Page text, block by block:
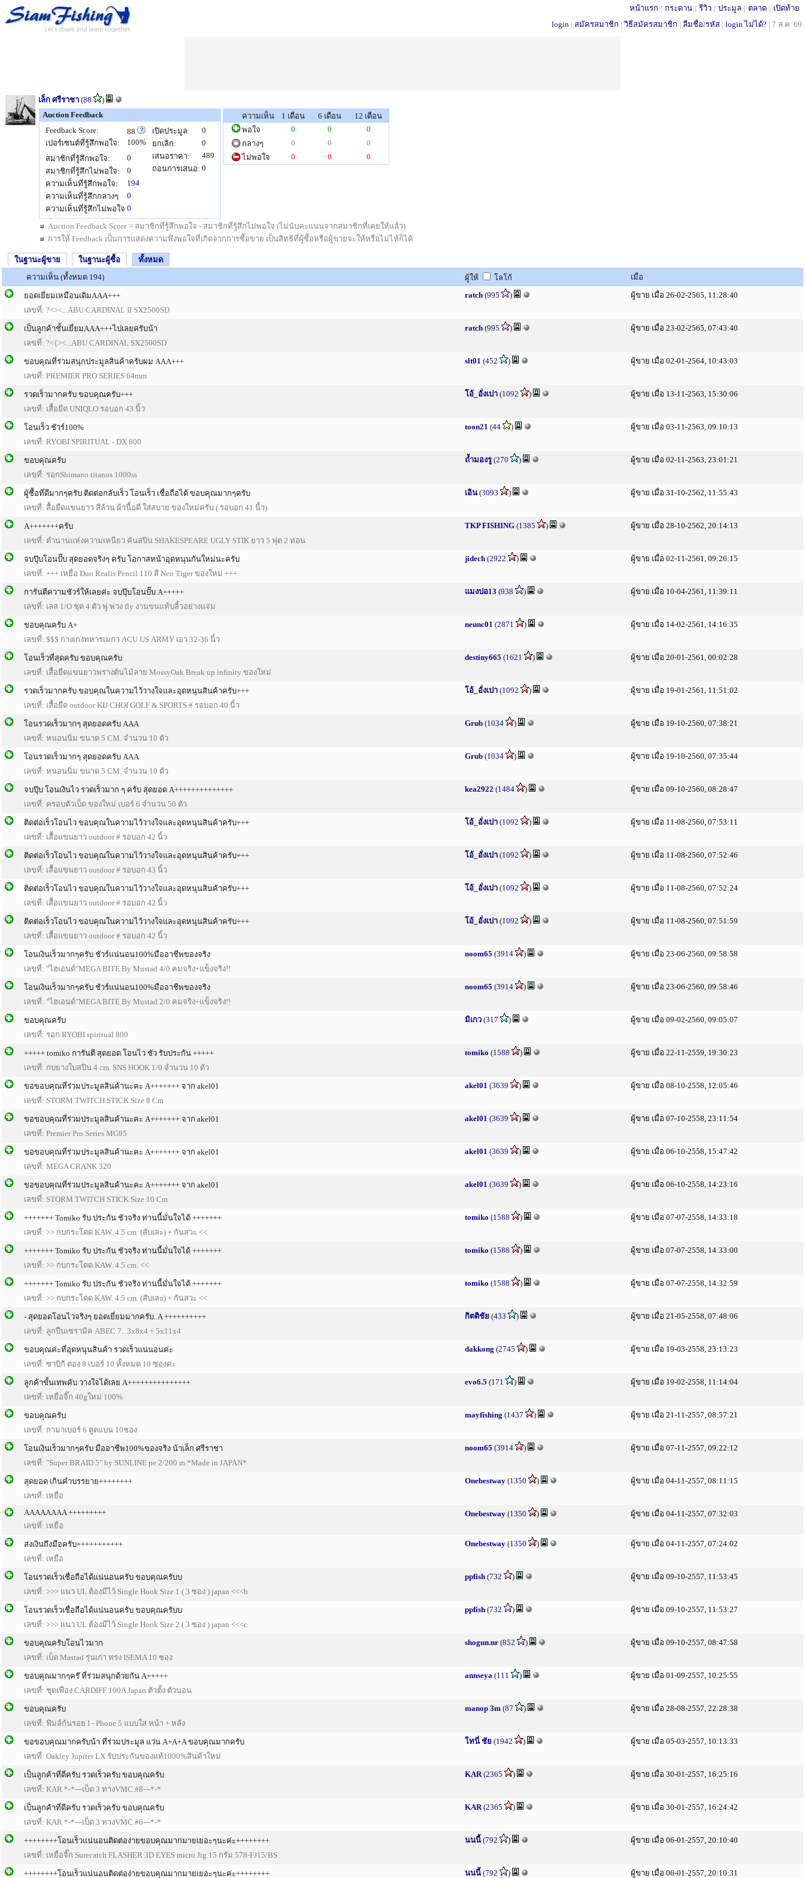
หน้าแรก | กระดาน | รีวิว | ประมูล | ตลาด | เปิดท้าย
login | สมัครสมาชิก | วิธีสมัครสมาชิก | ลืมชื่อ/รหัส | login ไม่ได้? | 7 ส.ค. 69
เล็ก ศรีราชา (88
)
Auction Feedback
Feedback Score:
88
เปอร์เซนต์ที่รู้สึกพอใจ:
100%
สมาชิกที่รู้สึกพอใจ:
0
สมาชิกที่รู้สึกไม่พอใจ:
0
ความเห็นที่รู้สึกพอใจ:
194
ความเห็นที่รู้สึกกลางๆ
0
ความเห็นที่รู้สึกไม่พอใจ 0
เปิดประมูล:
0
ยกเลิก:
0
เสนอราคา:
489
ถอนการเสนอ: 0
ความเห็น 1 เดือน 6 เดือน
12 เดือน
พอใจ
0 0
0
กลางๆ
0 0
0
ไม่พอใจ
0 0 0
Auction Feedback Score = สมาชิกที่รู้สึกพอใจ - สมาชิกที่รู้สึกไม่พอใจ (ไม่นับคะแนนจากสมาชิกที่เคยให้แล้ว)
การให้ Feedback เป็นการแสดงความพึงพอใจที่เกิดจากการซื้อขาย เป็นสิทธิที่ผู้ซื้อหรือผู้ขายจะให้หรือไม่ไห้ก็ได้
ในฐานะผู้ขาย ในฐานะผู้ซื้อ
ทั้งหมด
ความเห็น (ทั้งหมด 194)
ผู้ให้ โลโก้ เมื่อ
ยอดเยี่ยมเหมือนเดิมAAA+++
เลขที่: ?<><...ABU CARDINAL II SX2500SD
ratch (995 ) ผู้ขาย เมื่อ 26-02-2565, 11:28:40
เป็นลูกค้าชั้นเยี่ยมAAA+++ไปเลยครับน้า
เลขที่: ?<{><...ABU CARDINAL SX2500SD
ratch (995 ) ผู้ขาย เมื่อ 23-02-2565, 07:43:40
ขอบคุณที่ร่วมสนุกประมูลสินค้าครับผม AAA+++
เลขที่: PREMIER PRO SERIES 64mm
slt01 (452 ) ผู้ขาย เมื่อ 02-01-2564, 10:43:03
รวดเร็วมากครับ ขอบคุณครับ+++
เลขที่: เสื้อยืด UNIQLO รอบอก 43 นิ้ว
โอ้_อั่งเปา (1092 ) ผู้ขาย เมื่อ 13-11-2563, 15:30:06
โอนเร็ว ชัวร์100%
เลขที่: RYOBI SPIRITUAL - DX 800
toon21 (44 ) ผู้ขาย เมื่อ 03-11-2563, 09:10:13
ขอบคุณครับ
เลขที่: รอกShimano titanos 1000ss
ถ้ำมองรู (270 ) ผู้ขาย เมื่อ 02-11-2563, 23:01:21
ผู้ซื้อที่ดีมากๆครับ ติดต่อกลับเร็ว โอนเร็ว เชื่อถือได้ ขอบคุณมากๆครับ
เลขที่: สื้อยืดแขนยาว สีล้วน ผ้านื้อดี ใส่สบาย ของใหม่ครับ ( รอบอก 41 นิ้ว)
เอิน (3093 ) ผู้ขาย เมื่อ 31-10-2562, 11:55:43
A+++++++ครับ
เลขที่: ตำนานเเห่งความเหนียว คันสปิน SHAKESPEARE UGLY STIK ยาว 5 ฟุต 2 ท่อน
TKP FISHING (1385 ) ผู้ขาย เมื่อ 28-10-2562, 20:14:13
จบปุ๊บโอนปั๊บ สุดยอดจริงๆ ครับ โอกาสหน้าอุดหนุนกันใหม่นะครับ
เลขที่: +++ เหยื่อ Duo Realis Pencil 110 สี Neo Tiger ของใหม่ +++
jidech (2922 ) ผู้ขาย เมื่อ 02-11-2561, 09:26:15
การันตีความชัวร์ให้เลยค่ะ จบปุ๊บโอนปั๊บ A+++++
เลขที่: เลส 1/O ชุด 4 ตัว พู่ พ่วง fly งานขนแท้บลิ้วอย่างแจ่ม
แมงปอ13 (938 ) ผู้ขาย เมื่อ 10-04-2561, 11:39:11
ขอบคุณครับ A+
เลขที่: $$$ กางเกงทหารเมกา ACU US.ARMY เอว 32-36 นิ้ว
neunc01 (2871 ) ผู้ขาย เมื่อ 14-02-2561, 14:16:35
โอนเร็วที่สุดครับ ขอบคุณครับ
เลขที่: เสื้อยืดแขนยาวพรางต้นไม้ลาย MossyOak Break up infinity ของใหม่
destiny665 (1621 ) ผู้ขาย เมื่อ 20-01-2561, 00:02:28
รวดเร็วมากครับ ขอบคุณในความไว้วางใจและอุดหนุนสินค้าครับ+++
เลขที่: เสื้อยืด outdoor KIJ CHOI GOLF & SPORTS # รอบอก 40 นิ้ว
โอ้_อั่งเปา (1092 ) ผู้ขาย เมื่อ 19-01-2561, 11:51:02
โอนรวดเร็วมากๆ สุดยอดครับ AAA
เลขที่: หนอนนิ่ม ขนาด 5 CM. จำนวน 10 ตัว
Grub (1034 ) ผู้ขาย เมื่อ 19-10-2560, 07:38:21
โอนรวดเร็วมากๆ สุดยอดครับ AAA
เลขที่: หนอนนิ่ม ขนาด 5 CM. จำนวน 10 ตัว
Grub (1034 ) ผู้ขาย เมื่อ 19-10-2560, 07:35:44
จบปุ๊บ โอนเงินไว รวดเร็วมาก ๆ ครับ สุดยอด A++++++++++++++
เลขที่: ครอบตัวเบ็ด ของใหม่ เบอร์ 6 จำนวน 50 ตัว
kea2922 (1484 ) ผู้ขาย เมื่อ 09-10-2560, 08:28:47
ติดต่อเร็วโอนไว ขอบคุณในความไว้วางใจและอุดหนุนสินค้าครับ+++
เลขที่: เสื้อแขนยาว outdoor # รอบอก 42 นิ้ว
โอ้_อั่งเปา (1092 ) ผู้ขาย เมื่อ 11-08-2560, 07:53:11
ติดต่อเร็วโอนไว ขอบคุณในความไว้วางใจและอุดหนุนสินค้าครับ+++
เลขที่: เสื้อแขนยาว outdoor # รอบอก 43 นิ้ว
โอ้_อั่งเปา (1092 ) ผู้ขาย เมื่อ 11-08-2560, 07:52:46
ติดต่อเร็วโอนไว ขอบคุณในความไว้วางใจและอุดหนุนสินค้าครับ+++
เลขที่: เสื้อแขนยาว outdoor # รอบอก 42 นิ้ว
โอ้_อั่งเปา (1092 ) ผู้ขาย เมื่อ 11-08-2560, 07:52:24
ติดต่อเร็วโอนไว ขอบคุณในความไว้วางใจและอุดหนุนสินค้าครับ+++
เลขที่: เสื้อแขนยาว outdoor # รอบอก 42 นิ้ว
โอ้_อั่งเปา (1092 ) ผู้ขาย เมื่อ 11-08-2560, 07:51:59
โอนเงินเร็วมากๆครับ ชัวร์แน่นอน100%มืออาชีพของจริง
เลขที่: "ไฮเอนด์"MEGA BITE By Mustad 4/0 คมจริง+แข็งจริง!!
noom65 (3914 ) ผู้ขาย เมื่อ 23-06-2560, 09:58:58
โอนเงินเร็วมากๆครับ ชัวร์แน่นอน100%มืออาชีพของจริง
เลขที่: "ไฮเอนด์"MEGA BITE By Mustad 2/0 คมจริง+แข็งจริง!!
noom65 (3914 ) ผู้ขาย เมื่อ 23-06-2560, 09:58:46
ขอบคุณครับ
เลขที่: รอก RYOBI spiritual 800
มิเกว (317 ) ผู้ขาย เมื่อ 09-02-2560, 09:05:07
+++++ tomiko การันตี สุดยอด โอนไว ชัว รับประกัน +++++
เลขที่: กบยางใบสปิน 4 cm. SNS HOOK 1/0 จำนวน 10 ตัว
tomiko (1588 ) ผู้ขาย เมื่อ 22-11-2559, 19:30:23
ขอขอบคุณที่ร่วมประมูลสินค้านะคะ A+++++++ จาก akel01
เลขที่: STORM TWITCH STICK Size 8 Cm
akel01 (3639 ) ผู้ขาย เมื่อ 08-10-2558, 12:05:46
ขอขอบคุณที่ร่วมประมูลสินค้านะคะ A+++++++ จาก akel01
เลขที่: Premier Pro Series MG95
akel01 (3639 ) ผู้ขาย เมื่อ 07-10-2558, 23:11:54
ขอขอบคุณที่ร่วมประมูลสินค้านะคะ A+++++++ จาก akel01
เลขที่: MEGA CRANK 320
akel01 (3639 ) ผู้ขาย เมื่อ 06-10-2558, 15:47:42
ขอขอบคุณที่ร่วมประมูลสินค้านะคะ A+++++++ จาก akel01
เลขที่: STORM TWITCH STICK Size 10 Cm
akel01 (3639 ) ผู้ขาย เมื่อ 06-10-2558, 14:23:16
+++++++ Tomiko รับ ประกัน ชัวจริง ท่านนี้มั่นใจได้ +++++++
เลขที่: >> กบกระโดด KAW. 4.5 cm. (สับเละ) + กันสวะ <<
tomiko (1588 ) ผู้ขาย เมื่อ 07-07-2558, 14:33:18
+++++++ Tomiko รับ ประกัน ชัวจริง ท่านนี้มั่นใจได้ +++++++
เลขที่: >> กบกระโดด KAW. 4.5 cm. <<
tomiko (1588 ) ผู้ขาย เมื่อ 07-07-2558, 14:33:00
+++++++ Tomiko รับ ประกัน ชัวจริง ท่านนี้มั่นใจได้ +++++++
เลขที่: >> กบกระโดด KAW. 4.5 cm. (สับเละ) + กันสวะ <<
tomiko (1588 ) ผู้ขาย เมื่อ 07-07-2558, 14:32:59
- สุดยอดโอนไวจริงๆ ยอดเยี่ยมมากครับ..A ++++++++++
เลขที่: ลูกปืนเซรามิค ABEC 7.. 3x8x4 + 5x11x4
กิตติชัย (433 ) ผู้ขาย เมื่อ 21-05-2558, 07:48:06
ขอบคุณค่ะที่อุดหนุนสินค้า รวดเร็วแน่นอนค่ะ
เลขที่: ซาบิกิ ตอง 8 เบอร์ 10 ทั้งหมด 10 ซองค่ะ
dakkong (2745 ) ผู้ขาย เมื่อ 19-03-2558, 23:13:23
ลูกค้าขั้นเทพคับ วางใจได้เลย A+++++++++++++++
เลขที่: เหยื่อจิ๊ก 40gใหม่ 100%
evo6.5 (171 ) ผู้ขาย เมื่อ 19-02-2558, 11:14:04
ขอบคุณครับ
เลขที่: กามาเบอร์ 6 ตูดแบน 10ซอง
mayfishing (1437 ) ผู้ขาย เมื่อ 21-11-2557, 08:57:21
โอนเงินเร็วมากๆครับ มืออาชีพ100%ของจริง น้าเล็ก ศรีราชา
เลขที่: "Super BRAID 5" by SUNLINE pe 2/200 m.*Made in JAPAN*
noom65 (3914 ) ผู้ขาย เมื่อ 07-11-2557, 09:22:12
สุดยอด เกินคำบรรยาย++++++++
เลขที่: เหยื่อ
Onebestway (1350 ) ผู้ขาย เมื่อ 04-11-2557, 08:11:15
AAAAAAAA +++++++++
เลขที่: เหยื่อ
Onebestway (1350 ) ผู้ขาย เมื่อ 04-11-2557, 07:32:03
ส่งเงินถึงมือครับ+++++++++++
เลขที่: เหยื่อ
Onebestway (1350 ) ผู้ขาย เมื่อ 04-11-2557, 07:24:02
โอนรวดเร็วเชื่อถือได้แน่นอนครับ ขอบคุณครับบ
เลขที่: >>> แนว UL ต้องมีไว้ Single Hook Size 1 ( 3 ซอง ) japan <<<b
ppfish (732 ) ผู้ขาย เมื่อ 09-10-2557, 11:53:45
โอนรวดเร็วเชื่อถือได้แน่นอนครับ ขอบคุณครับบ
เลขที่: >>> แนว UL ต้องมีไว้ Single Hook Size 2 ( 3 ซอง ) japan <<<c
ppfish (732 ) ผู้ขาย เมื่อ 09-10-2557, 11:53:27
ขอบคุณครับโอนไวมาก
เลขที่: เบ็ด Mastad รุ่นเก่า ทรง ISEMA 10 ซอง
shogun.nr (852 ) ผู้ขาย เมื่อ 09-10-2557, 08:47:58
ขอบคุณมากๆคร๊ ที่ร่วมสนุกด้วยกัน A+++++
เลขที่: ชุดเฟือง CARDIFF 100A Japan ตัวตั้ง ตัวนอน
annseya (111 ) ผู้ขาย เมื่อ 01-09-2557, 10:25:55
ขอบคุณครับ
เลขที่: ฟิมล์กันรอย I - Phone 5 แบบใส หน้า + หลัง
manop 3m (87 ) ผู้ขาย เมื่อ 28-08-2557, 22:28:38
ขอขอบคุณมากครับน้า ที่ร่วมประมูล แว่น A+A+A ขอบคุณมากครับ
เลขที่: Oakley Jupiter LX รับประกันของแท้1000%สินค้าใหม่
โทนี่ ชัย (1942 ) ผู้ขาย เมื่อ 05-03-2557, 10:13:33
เป็นลูกค้าที่ดีครับ รวดเร็วครับ ขอบคุณครับ
เลขที่: KAR *-*---เบ็ด 3 ทางVMC.#8---*-*
KAR(2365 ) ผู้ขาย เมื่อ 30-01-2557, 16:25:16
เป็นลูกค้าที่ดีครับ รวดเร็วครับ ขอบคุณครับ
เลขที่: KAR *-*---เบ็ด 3 ทางVMC.#6---*-*
KAR(2365 ) ผู้ขาย เมื่อ 30-01-2557, 16:24:42
++++++++โอนเร็วแน่นอนติดต่อง่ายขอบคุณมากมายเยอะๆนะค่ะ++++++++
เลขที่: เหยื่อจิ๊ก Surecatch FLASHER 3D EYES micro Jig 15 กรัม 578-FJ15/BS
นนนี้ (792 ) ผู้ขาย เมื่อ 06-01-2557, 20:10:40
++++++++โอนเร็วแน่นอนติดต่อง่ายขอบคุณมากมายเยอะๆนะค่ะ++++++++ นนนี้ (792 ) ผู้ขาย เมื่อ 06-01-2557, 20:10:31